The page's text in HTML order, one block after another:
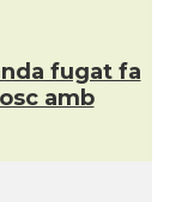
fugat fa
amb